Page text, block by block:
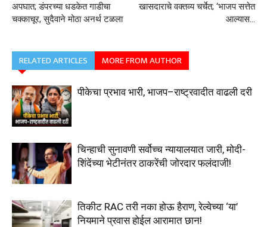
अपघात; डंपरच्या धडकेत गाडीचा
चक्काचूर, सुदैवाने मोठा अनर्थ टळला
खासदाराचे वक्तव्य चर्चेत; ‘भाजप सत्तेत
आल्यास…
RELATED ARTICLES MORE FROM AUTHOR
पीकेचा प्रभाव भारी, भाजप–राष्ट्रवादीत वाढली दरी
चिन्हाची सुनावणी सर्वोच्च न्यायालयात जारी, मोदी-
शिंदेंच्या भेटीनंतर ठाकरेंची जोरदार फलंदाजी!
तिकीट RAC तरी नका होऊ हैराण, रेल्वेच्या ‘या’
नियमाने प्रवास होईल आरामात छान!